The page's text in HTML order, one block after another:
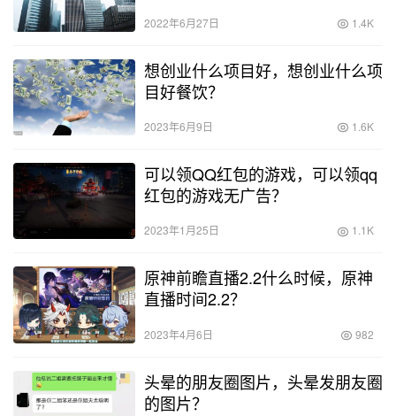
2022年6月27日 1.4K
想创业什么项目好，想创业什么项
目好餐饮？
2023年6月9日 1.6K
可以领QQ红包的游戏，可以领qq
红包的游戏无广告？
2023年1月25日 1.1K
原神前瞻直播2.2什么时候，原神
直播时间2.2？
2023年4月6日 982
头晕的朋友圈图片，头晕发朋友圈
的图片？